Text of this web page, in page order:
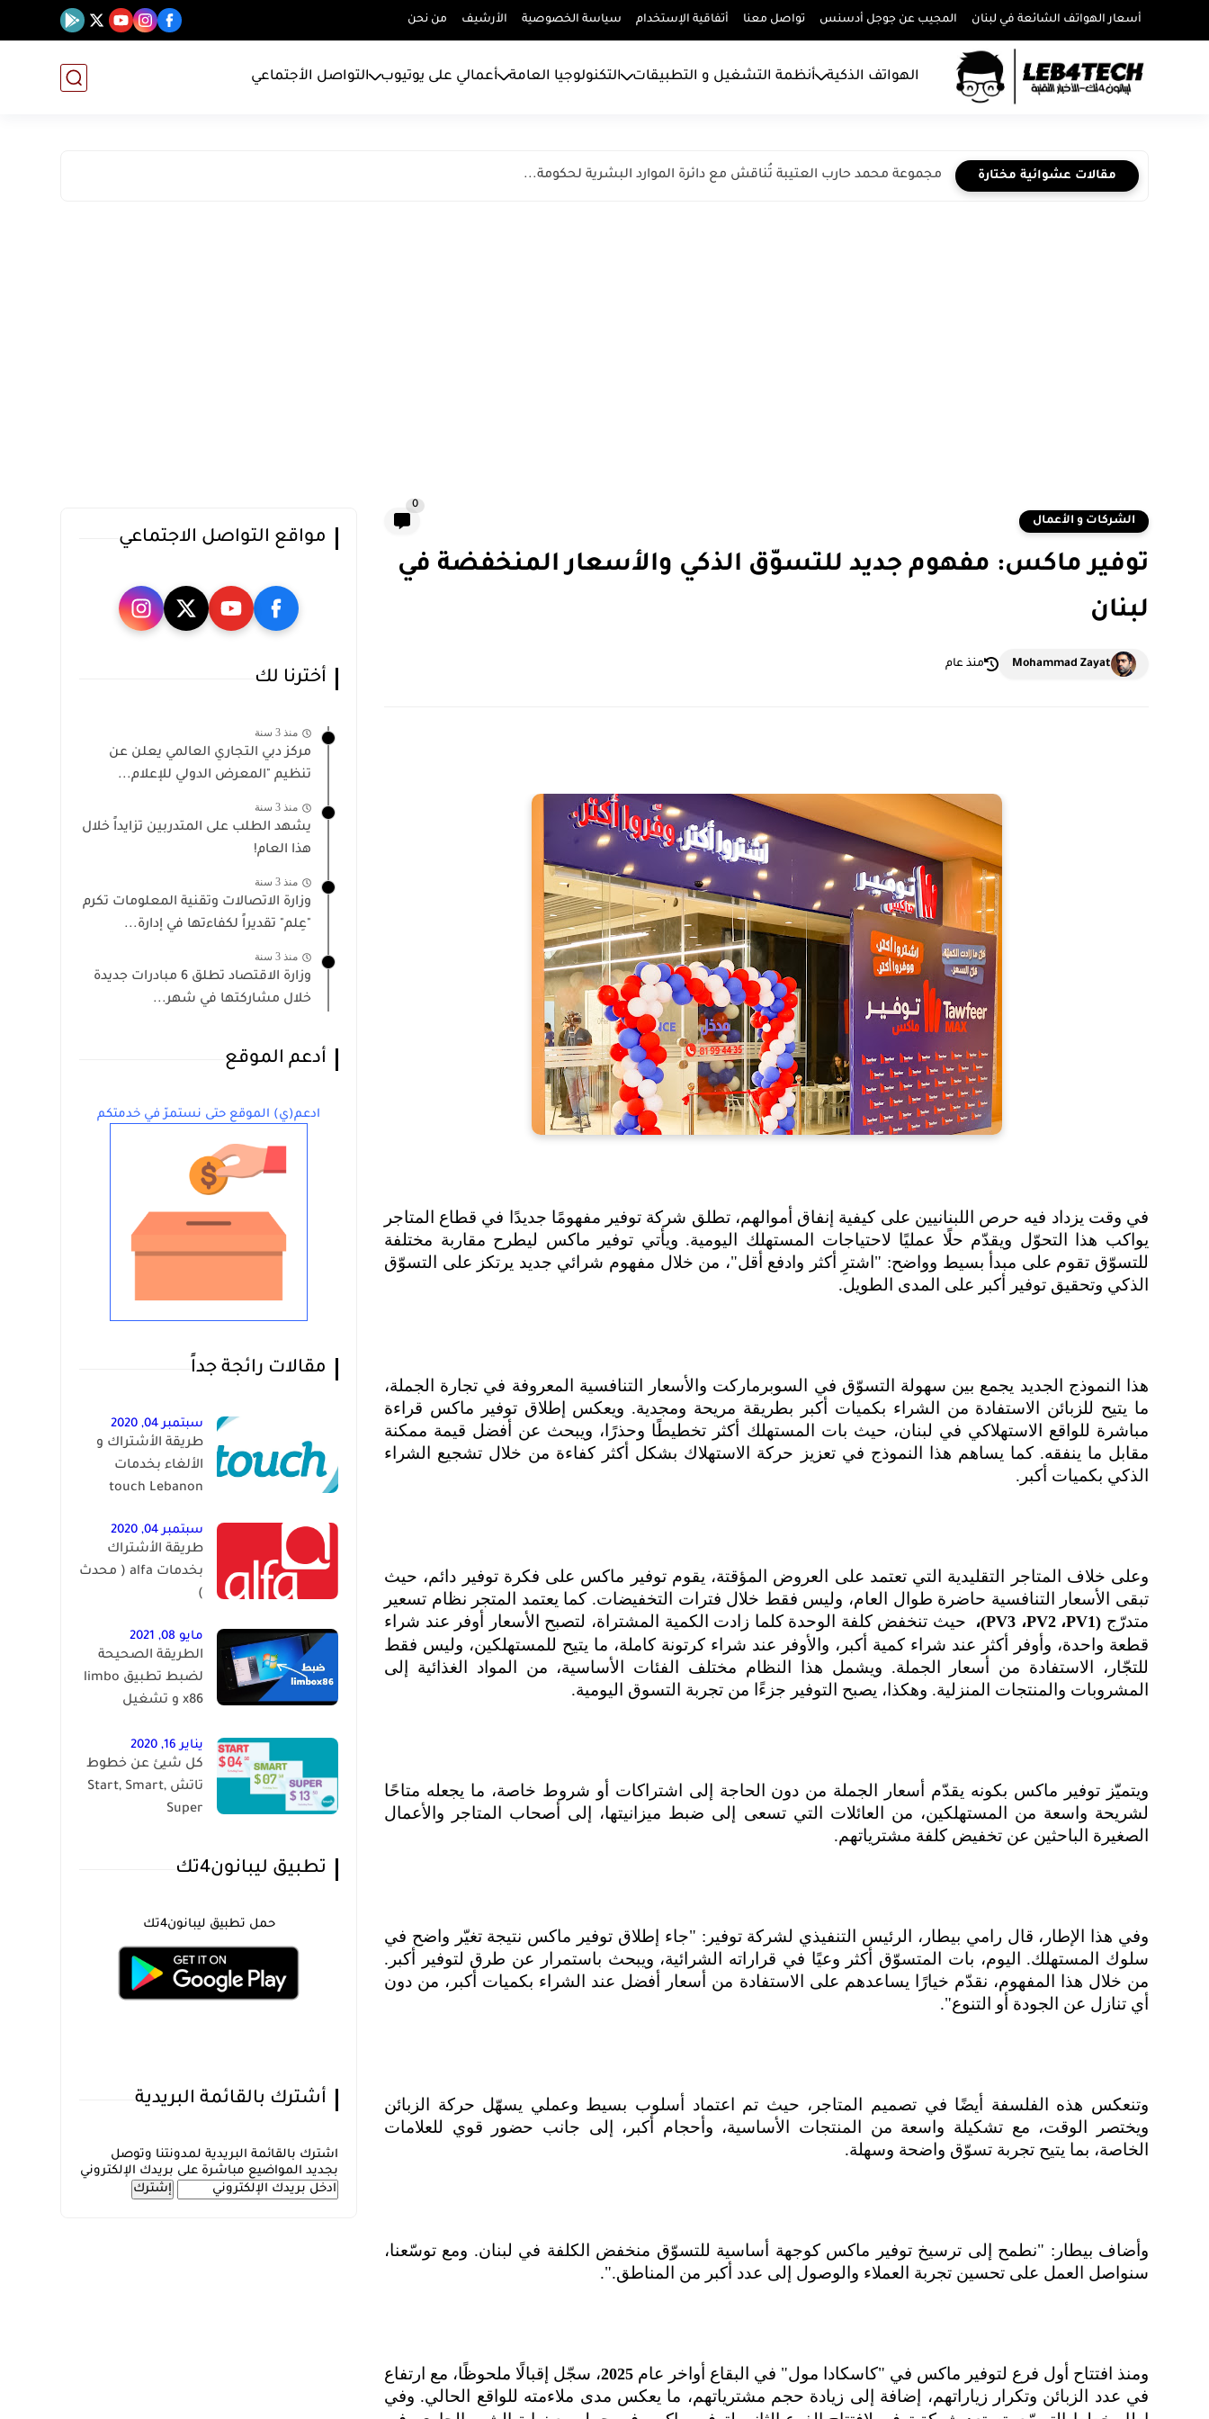
أسعار الهواتف الشائعة في لبنان المجيب عن جوجل أدسنس تواصل معنا أتفاقية الإستخدام سياسة الخصوصية الأرشيف من نحن
الهواتف الذكية أنظمة التشغيل و التطبيقات التكنولوجيا العامة أعمالي على يوتيوب التواصل الأجتماعي
مقالات عشوائية مختارة مجموعة محمد حارب العتيبة تُناقش مع دائرة الموارد البشرية لحكومة...
الشركات و الأعمال
0
توفير ماكس: مفهوم جديد للتسوّق الذكي والأسعار المنخفضة في
لبنان
Mohammad Zayat منذ عام
في وقت يزداد فيه حرص اللبنانيين على كيفية إنفاق أموالهم، تطلق شركة توفير مفهومًا جديدًا في قطاع المتاجر
يواكب هذا التحوّل ويقدّم حلًا عمليًا لاحتياجات المستهلك اليومية. ويأتي توفير ماكس ليطرح مقاربة مختلفة
للتسوّق تقوم على مبدأ بسيط وواضح: "اشترِ أكثر وادفع أقل"، من خلال مفهوم شرائي جديد يرتكز على التسوّق
الذكي وتحقيق توفير أكبر على المدى الطويل.
هذا النموذج الجديد يجمع بين سهولة التسوّق في السوبرماركت والأسعار التنافسية المعروفة في تجارة الجملة،
ما يتيح للزبائن الاستفادة من الشراء بكميات أكبر بطريقة مريحة ومجدية. ويعكس إطلاق توفير ماكس قراءة
مباشرة للواقع الاستهلاكي في لبنان، حيث بات المستهلك أكثر تخطيطًا وحذرًا، ويبحث عن أفضل قيمة ممكنة
مقابل ما ينفقه. كما يساهم هذا النموذج في تعزيز حركة الاستهلاك بشكل أكثر كفاءة من خلال تشجيع الشراء
الذكي بكميات أكبر.
وعلى خلاف المتاجر التقليدية التي تعتمد على العروض المؤقتة، يقوم توفير ماكس على فكرة توفير دائم، حيث
تبقى الأسعار التنافسية حاضرة طوال العام، وليس فقط خلال فترات التخفيضات. كما يعتمد المتجر نظام تسعير
متدرّج (
PV1،PV2، PV3
)،
حيث تنخفض كلفة الوحدة كلما زادت الكمية المشتراة، لتصبح الأسعار أوفر عند شراء
قطعة واحدة، وأوفر أكثر عند شراء كمية أكبر، والأوفر عند شراء كرتونة كاملة، ما يتيح للمستهلكين، وليس فقط
للتجّار، الاستفادة من أسعار الجملة. ويشمل هذا النظام مختلف الفئات الأساسية، من المواد الغذائية إلى
المشروبات والمنتجات المنزلية. وهكذا، يصبح التوفير جزءًا من تجربة التسوق اليومية.
ويتميّز توفير ماكس بكونه يقدّم أسعار الجملة من دون الحاجة إلى اشتراكات أو شروط خاصة، ما يجعله متاحًا
لشريحة واسعة من المستهلكين، من العائلات التي تسعى إلى ضبط ميزانيتها، إلى أصحاب المتاجر والأعمال
الصغيرة الباحثين عن تخفيض كلفة مشترياتهم.
وفي هذا الإطار، قال رامي بيطار، الرئيس التنفيذي لشركة توفير: "جاء إطلاق توفير ماكس نتيجة تغيّر واضح في
سلوك المستهلك. اليوم، بات المتسوّق أكثر وعيًا في قراراته الشرائية، ويبحث باستمرار عن طرق لتوفير أكبر.
من خلال هذا المفهوم، نقدّم خيارًا يساعدهم على الاستفادة من أسعار أفضل عند الشراء بكميات أكبر، من دون
أي تنازل عن الجودة أو التنوع".
وتنعكس هذه الفلسفة أيضًا في تصميم المتاجر، حيث تم اعتماد أسلوب بسيط وعملي يسهّل حركة الزبائن
ويختصر الوقت، مع تشكيلة واسعة من المنتجات الأساسية، وأحجام أكبر، إلى جانب حضور قوي للعلامات
الخاصة، بما يتيح تجربة تسوّق واضحة وسهلة.
وأضاف بيطار: "نطمح إلى ترسيخ توفير ماكس كوجهة أساسية للتسوّق منخفض الكلفة في لبنان. ومع توسّعنا،
سنواصل العمل على تحسين تجربة العملاء والوصول إلى عدد أكبر من المناطق.".
ومنذ افتتاح أول فرع لتوفير ماكس في "كاسكادا مول" في البقاع أواخر عام 2025، سجّل إقبالًا ملحوظًا، مع ارتفاع
في عدد الزبائن وتكرار زياراتهم، إضافة إلى زيادة حجم مشترياتهم، ما يعكس مدى ملاءمته للواقع الحالي. وفي
مواقع التواصل الاجتماعي
أخترنا لك
منذ 3 سنة
مركز دبي التجاري العالمي يعلن عن
تنظيم "المعرض الدولي للإعلام...
منذ 3 سنة
يشهد الطلب على المتدربين تزايداً خلال
هذا العام!
منذ 3 سنة
وزارة الاتصالات وتقنية المعلومات تكرم
"عِلم" تقديراً لكفاءتها في إدارة...
منذ 3 سنة
وزارة الاقتصاد تطلق 6 مبادرات جديدة
خلال مشاركتها في شهر...
أدعم الموقع
ادعم(ي) الموقع حتى نستمرّ في خدمتكم
مقالات رائجة جداً
سبتمبر 04, 2020
طريقة الأشتراك و
الألغاء بخدمات
touch Lebanon
سبتمبر 04, 2020
طريقة الأشتراك
بخدمات alfa ( محدث
)
مايو 08, 2021
الطريقة الصحيحة
لضبط تطبيق limbo
x86 و تشغيل
يناير 16, 2020
كل شيئ عن خطوط
تاتش Start, Smart,
Super
تطبيق ليبانون4تك
حمل تطبيق ليبانون4تك
أشترك بالقائمة البريدية
اشترك بالقائمة البريدية لمدونتنا وتوصل
بجديد المواضيع مباشرة على بريدك الإلكتروني